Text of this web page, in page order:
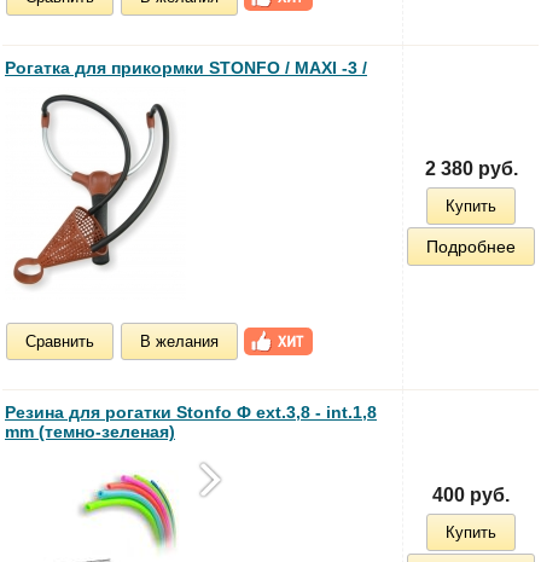
Рогатка для прикормки STONFO / MAXI -3 /
Сравнить В желания
2 380 руб.
Купить
Подробнее
Резина для рогатки Stonfo Ф ext.3,8 - int.1,8
mm (темно-зеленая)
400 руб.
Купить